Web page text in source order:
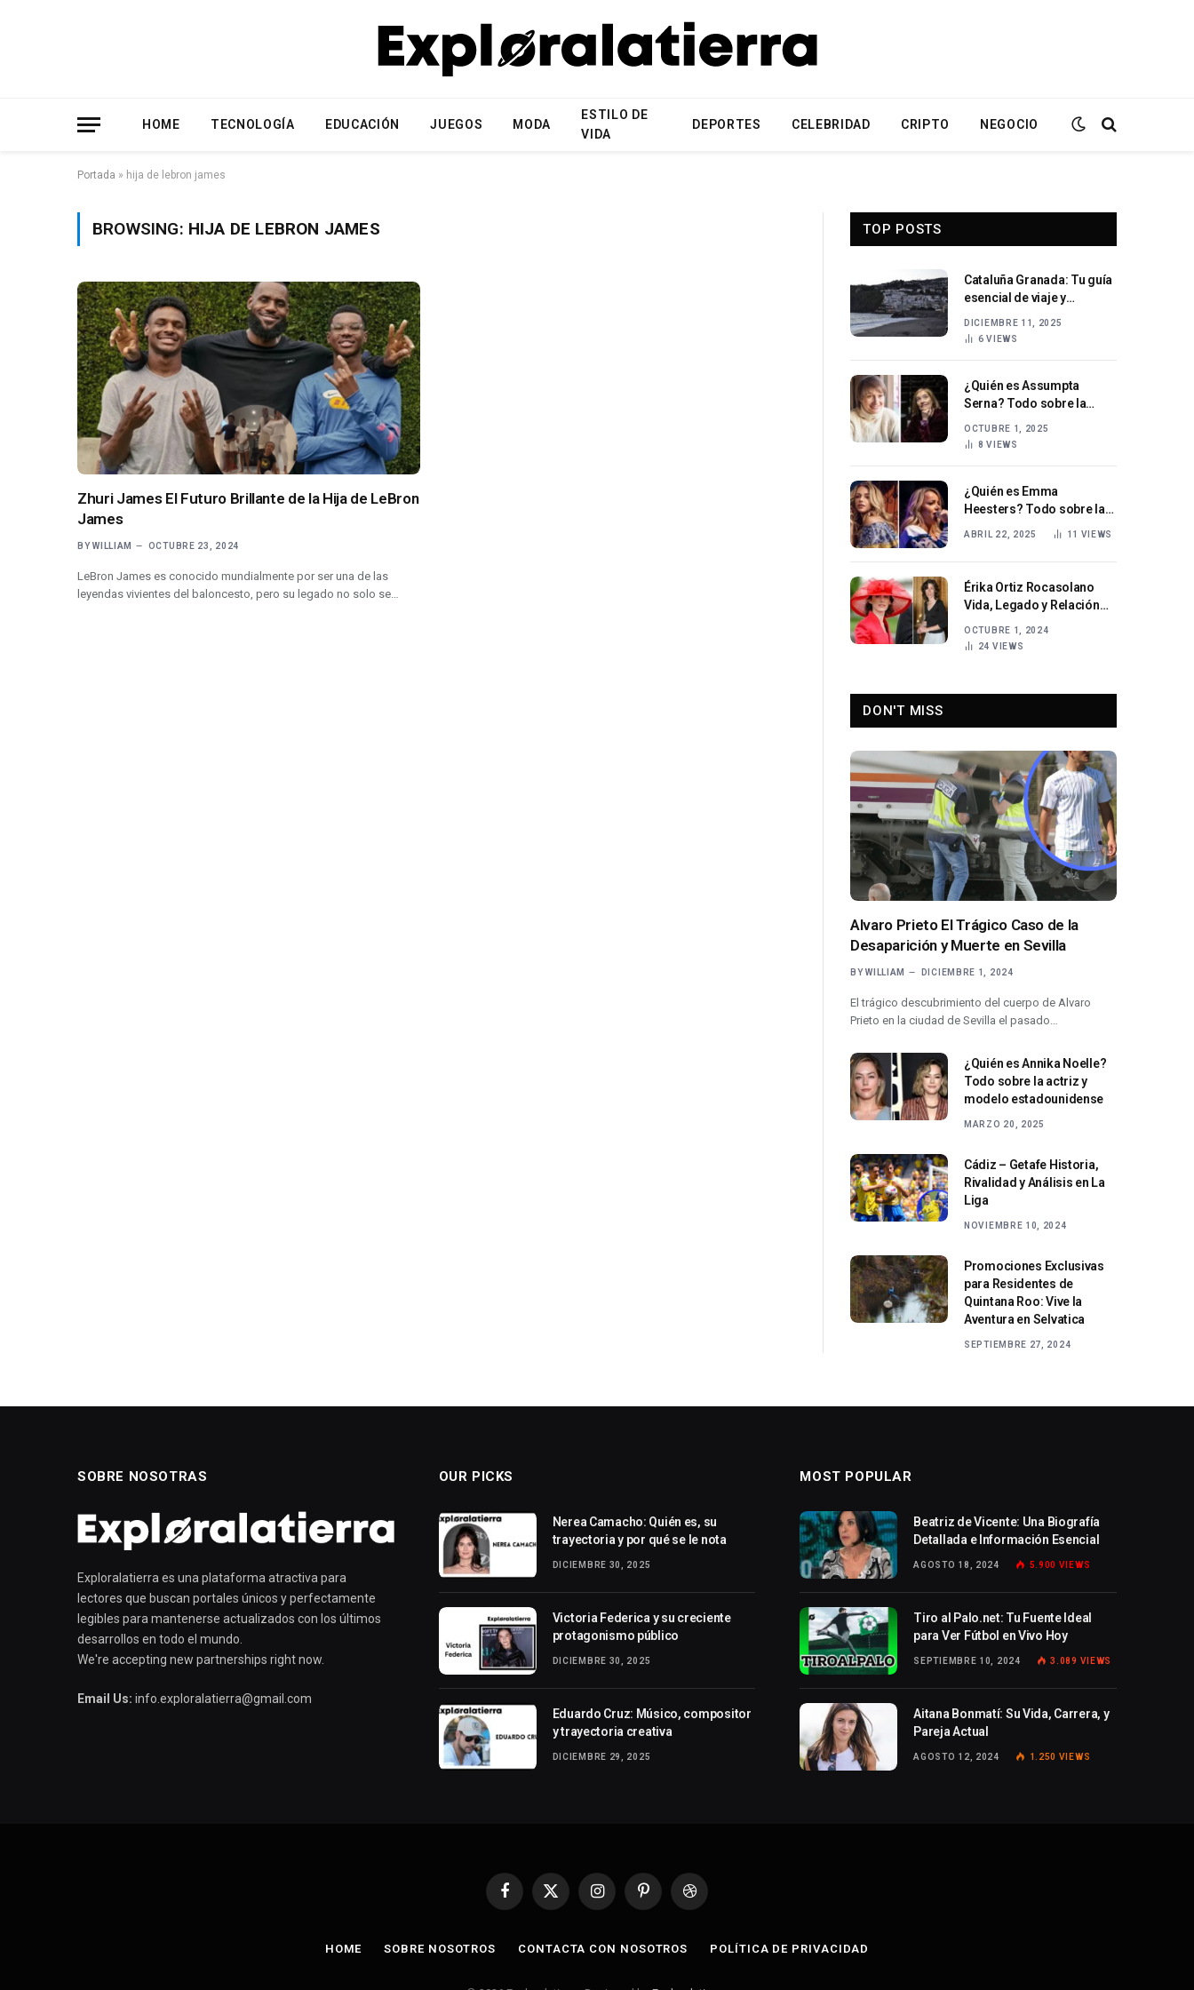
HOME TECNOLOGÍA EDUCACIÓN JUEGOS MODA
ESTILO DE
VIDA
DEPORTES CELEBRIDAD CRIPTO NEGOCIO
Portada » hija de lebron james
BROWSING: HIJA DE LEBRON JAMES
Zhuri James El Futuro Brillante de la Hija de LeBron
James
BY WILLIAM OCTUBRE 23, 2024
LeBron James es conocido mundialmente por ser una de las
leyendas vivientes del baloncesto, pero su legado no solo se…
TOP POSTS
Cataluña Granada: Tu guía
esencial de viaje y
DICIEMBRE 11, 2025
6VIEWS
¿Quién es Assumpta
Serna? Todo sobre la
OCTUBRE 1, 2025
8VIEWS
¿Quién es Emma
Heesters? Todo sobre la
estrella emergente del pop
ABRIL 22, 2025 11 VIEWS
Érika Ortiz Rocasolano
Vida, Legado y Relación
OCTUBRE 1, 2024
24 VIEWS
DON'T MISS
Alvaro Prieto El Trágico Caso de la
Desaparición y Muerte en Sevilla
BY WILLIAM DICIEMBRE 1, 2024
El trágico descubrimiento del cuerpo de Alvaro
Prieto en la ciudad de Sevilla el pasado…
¿Quién es Annika Noelle?
Todo sobre la actriz y
modelo estadounidense
MARZO 20, 2025
Cádiz – Getafe Historia,
Rivalidad y Análisis en La
Liga
NOVIEMBRE 10, 2024
Promociones Exclusivas
para Residentes de
Quintana Roo: Vive la
Aventura en Selvatica
SEPTIEMBRE 27, 2024
SOBRE NOSOTRAS
Exploralatierra es una plataforma atractiva para
lectores que buscan portales únicos y perfectamente
legibles para mantenerse actualizados con los últimos
desarrollos en todo el mundo.
We're accepting new partnerships right now.
Email Us: info.exploralatierra@gmail.com
OUR PICKS
Nerea Camacho: Quién es, su
trayectoria y por qué se le nota
DICIEMBRE 30, 2025
Victoria Federica y su creciente
protagonismo público
DICIEMBRE 30, 2025
Eduardo Cruz: Músico, compositor
y trayectoria creativa
DICIEMBRE 29, 2025
MOST POPULAR
Beatriz de Vicente: Una Biografía
Detallada e Información Esencial
AGOSTO 18, 2024 5.900 VIEWS
Tiro al Palo.net: Tu Fuente Ideal
para Ver Fútbol en Vivo Hoy
SEPTIEMBRE 10, 2024 3.089 VIEWS
Aitana Bonmatí: Su Vida, Carrera, y
Pareja Actual
AGOSTO 12, 2024 1.250 VIEWS
Facebook
X
InstagramPinterestDribbble
HOME SOBRE NOSOTROS CONTACTA CON NOSOTROS POLÍTICA DE PRIVACIDAD